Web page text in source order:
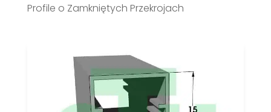
Profile o Zamkniętych Przekrojach